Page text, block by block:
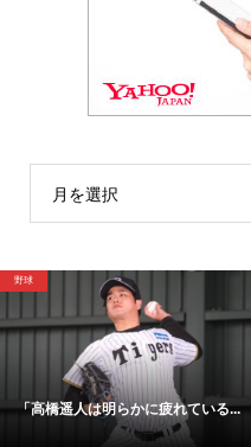
月を選択
野球
「高橋遥人は明らかに疲れている...